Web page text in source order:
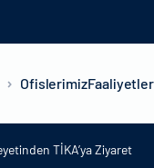
Ofislerimiz
TİKA’ya Ziyaret